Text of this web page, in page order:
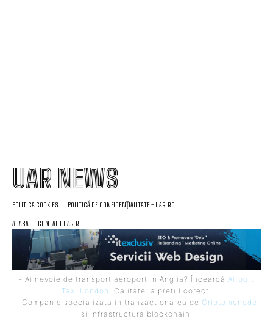
UAR NEWS
POLITICA COOKIES POLITICĂ DE CONFIDENȚIALITATE – UAR.RO
ACASA CONTACT UAR.RO
- Ai nevoie de transport aeroport in Anglia? Încearcă Airport
Taxi London
. Calitate la prețul corect.
- Companie specializata in tranzactionarea de Criptomonede
si infrastructura blockchain.